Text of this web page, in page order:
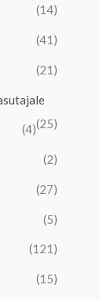
(14)
(41)
(21)
(25)
(4)
(2)
(27)
(5)
(121)
(15)